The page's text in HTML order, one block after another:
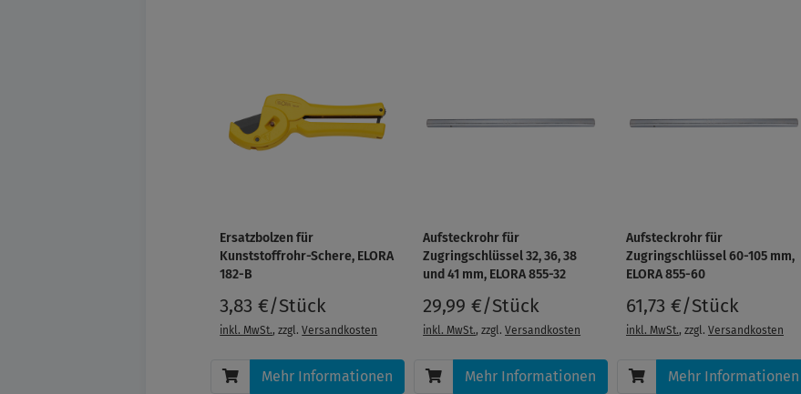
Ersatzbolzen für
Kunststoffrohr-Schere, ELORA
182-B
3,83 €/Stück
inkl. MwSt., zzgl.Versandkosten
Mehr Informationen
Aufsteckrohr für
Zugringschlüssel 32, 36, 38
und 41 mm, ELORA 855-32
29,99 €/Stück
inkl. MwSt., zzgl.Versandkosten
Mehr Informationen
Aufsteckrohr für
Zugringschlüssel 60-105 mm,
ELORA 855-60
61,73 €/Stück
inkl. MwSt., zzgl. Versandkosten
Mehr Informationen